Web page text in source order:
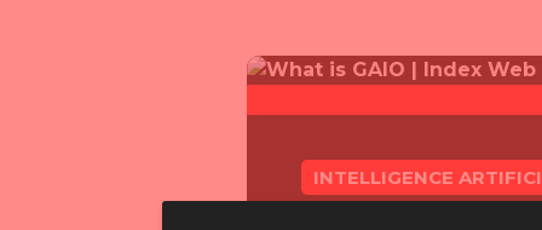
Qu’est-ce que le GAIO? Tout